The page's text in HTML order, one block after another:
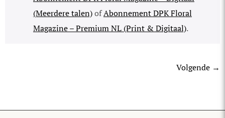
(Meerdere talen)ofAbonnement DPK Floral
Magazine – Premium NL (Print & Digitaal).
Volgende →